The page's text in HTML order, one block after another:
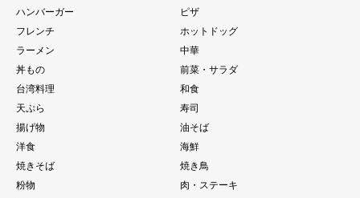
ハンバーガー
ピザ
フレンチ
ホットドッグ
ラーメン
中華
丼もの
前菜・サラダ
台湾料理
和食
天ぷら
寿司
揚げ物
油そば
洋食
海鮮
焼きそば
焼き鳥
粉物
肉・ステーキ